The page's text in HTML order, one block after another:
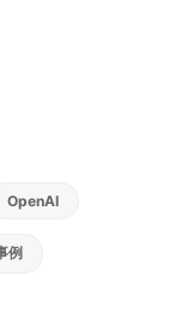
OpenAI
例